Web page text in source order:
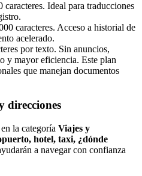
caracteres. Ideal para traducciones
caracteres. Acceso a historial de
acelerado.
por texto. Sin anuncios,
y mayor eficiencia. Este plan
que manejan documentos
direcciones
la categoría Viajes y
hotel, taxi, ¿dónde
a navegar con confianza